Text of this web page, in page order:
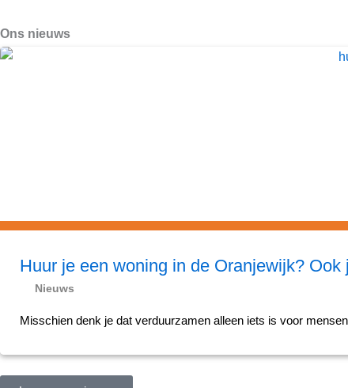
Ons nieuws
Huur je een woning in de Oranjewijk? Ook
Nieuws
Misschien denk je dat verduurzamen alleen iets is voor